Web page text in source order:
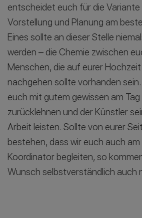
entscheidet euch für die Variante
Vorstellung und Planung am
Eines sollte an dieser Stelle
werden – die Chemie zwischen
Menschen, die auf eurer
nachgehen sollte vorhanden
euch mit gutem gewissen am
zurücklehnen und der Künstler
Arbeit leisten. Sollte von eurer
bestehen, dass wir euch auch am
Koordinator begleiten, so
Wunsch selbstverständlich auch